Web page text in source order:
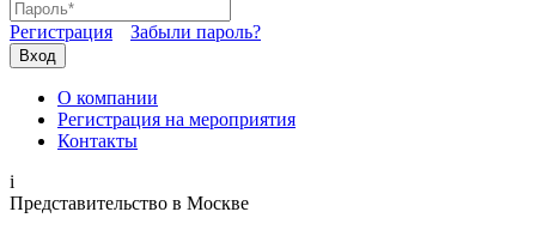
Регистрация Забыли пароль?
Вход
О компании
Регистрация на мероприятия
Контакты
i
Представительство в Москве